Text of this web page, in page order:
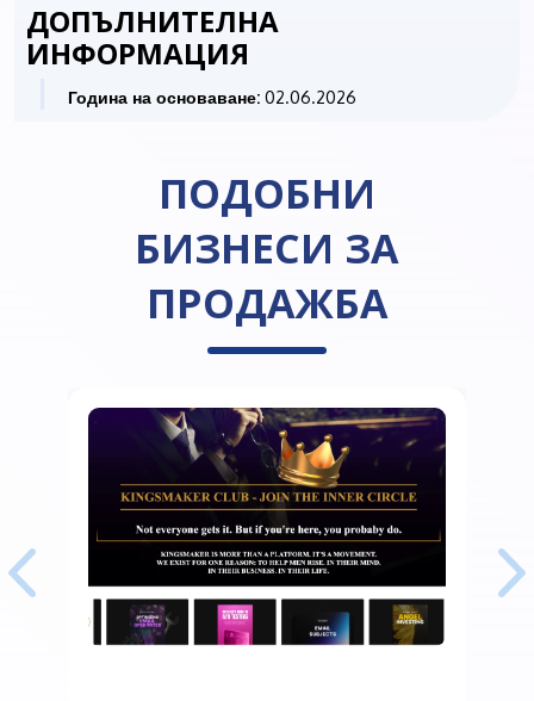
ДОПЪЛНИТЕЛНА
ИНФОРМАЦИЯ
Година на основаване: 02.06.2026
ПОДОБНИ
БИЗНЕСИ ЗА
ПРОДАЖБА